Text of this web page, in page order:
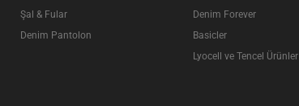
Şal & Fular
Denim Pantolon
Denim Forever
Basicler
Lyocell ve Tencel Ürünler